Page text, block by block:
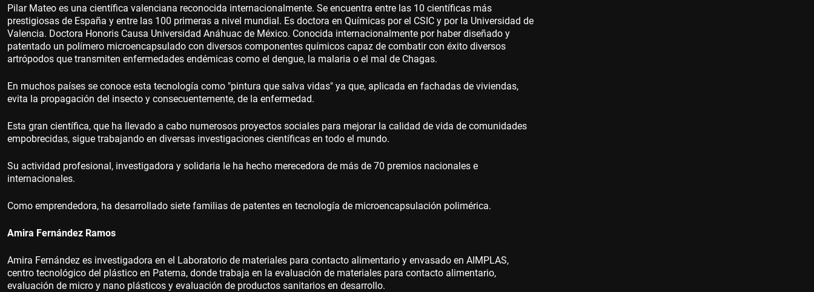
Pilar Mateo es una científica valenciana reconocida internacionalmente. Se encuentra entre las 10 científicas más
prestigiosas de España y entre las 100 primeras a nivel mundial. Es doctora en Químicas por el CSIC y por la Universidad de
Valencia. Doctora Honoris Causa Universidad Anáhuac de México. Conocida internacionalmente por haber diseñado y
patentado un polímero microencapsulado con diversos componentes químicos capaz de combatir con éxito diversos
artrópodos que transmiten enfermedades endémicas como el dengue, la malaria o el mal de Chagas.
En muchos países se conoce esta tecnología como "pintura que salva vidas" ya que, aplicada en fachadas de viviendas,
evita la propagación del insecto y consecuentemente, de la enfermedad.
Esta gran científica, que ha llevado a cabo numerosos proyectos sociales para mejorar la calidad de vida de comunidades
empobrecidas, sigue trabajando en diversas investigaciones científicas en todo el mundo.
Su actividad profesional, investigadora y solidaria le ha hecho merecedora de más de 70 premios nacionales e
internacionales.
Como emprendedora, ha desarrollado siete familias de patentes en tecnología de microencapsulación polimérica.
Amira Fernández Ramos
Amira Fernández es investigadora en el Laboratorio de materiales para contacto alimentario y envasado en AIMPLAS,
centro tecnológico del plástico en Paterna, donde trabaja en la evaluación de materiales para contacto alimentario,
evaluación de micro y nano plásticos y evaluación de productos sanitarios en desarrollo.